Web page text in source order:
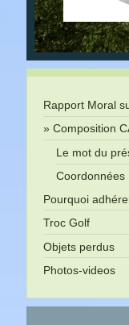
Rapport Moral
Composition
Le mot du
Coordonnées
Pourquoi
Troc Golf
Objets perdus
Photos-videos